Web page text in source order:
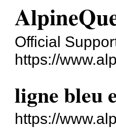
Official
https://
ligne bleu
https://